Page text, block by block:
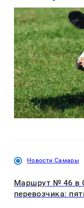
Новости Самары
Маршрут № 46 в
перевозчика: